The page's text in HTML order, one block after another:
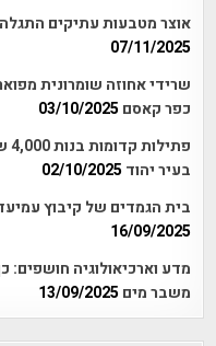
אוצר מטבעות עתיקים
07/11/2025
כפר קאסם 03/10/2025
בעיר יהוד 02/10/2025
בית הגמדים של קיבוץ
16/09/2025
מדע וארכיאולוגיה
משבר מים 13/09/2025